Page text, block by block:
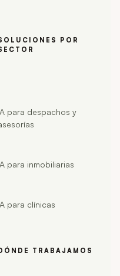
POR
para despachos y
para inmobiliarias
para clínicas
TRABAJAMOS